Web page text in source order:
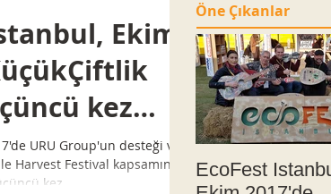
Ekim
kez
URU Group'un desteği ve
Harvest Festival kapsamında
kez...
Öne Çıkanlar
EcoFest